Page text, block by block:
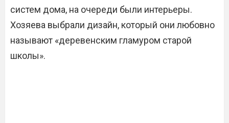
систем дома, на очереди были интерьеры.
Хозяева выбрали дизайн, который они любовно
называют «деревенским гламуром старой
школы».